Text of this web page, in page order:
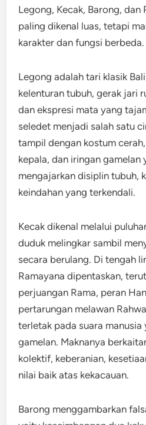
Legong, Kecak, Barong, dan
paling dikenal luas, tetapi
karakter dan fungsi berbeda.
Legong adalah tari klasik
kelenturan tubuh, gerak jari
dan ekspresi mata yang
seledet menjadi salah satu
tampil dengan kostum
kepala, dan iringan gamelan
mengajarkan disiplin tubuh,
keindahan yang terkendali.
Kecak dikenal melalui
duduk melingkar sambil
secara berulang. Di tengah
Ramayana dipentaskan,
perjuangan Rama, peran
pertarungan melawan
terletak pada suara
gamelan. Maknanya
kolektif, keberanian,
nilai baik atas kekacauan.
Barong menggambarkan